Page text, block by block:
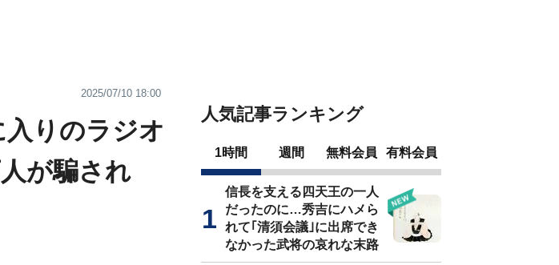
2025/07/10 18:00
りのラジオ
が騙され
人気記事ランキング
1時間 週間 無料会員 有料会員
信長を支える四天王の一人
だったのに…秀吉にハメら
れて｢清須会議｣に出席でき
なかった武将の哀れな末路